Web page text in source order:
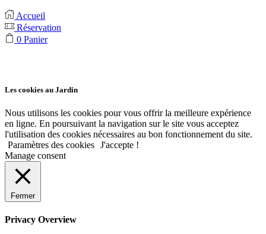
Accueil
Réservation
0 Panier
Les cookies au Jardin
Nous utilisons les cookies pour vous offrir la meilleure expérience
en ligne. En poursuivant la navigation sur le site vous acceptez
l'utilisation des cookies nécessaires au bon fonctionnement du site.
Paramètres des cookies J'accepte !
Manage consent
Fermer
Privacy Overview